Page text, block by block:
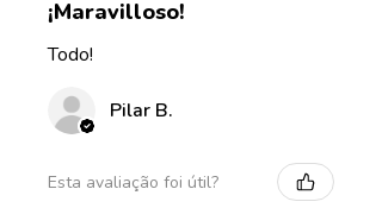
¡Maravilloso!
Todo!
Pilar B.
Esta avaliação foi útil?